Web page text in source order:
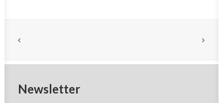
Newsletter